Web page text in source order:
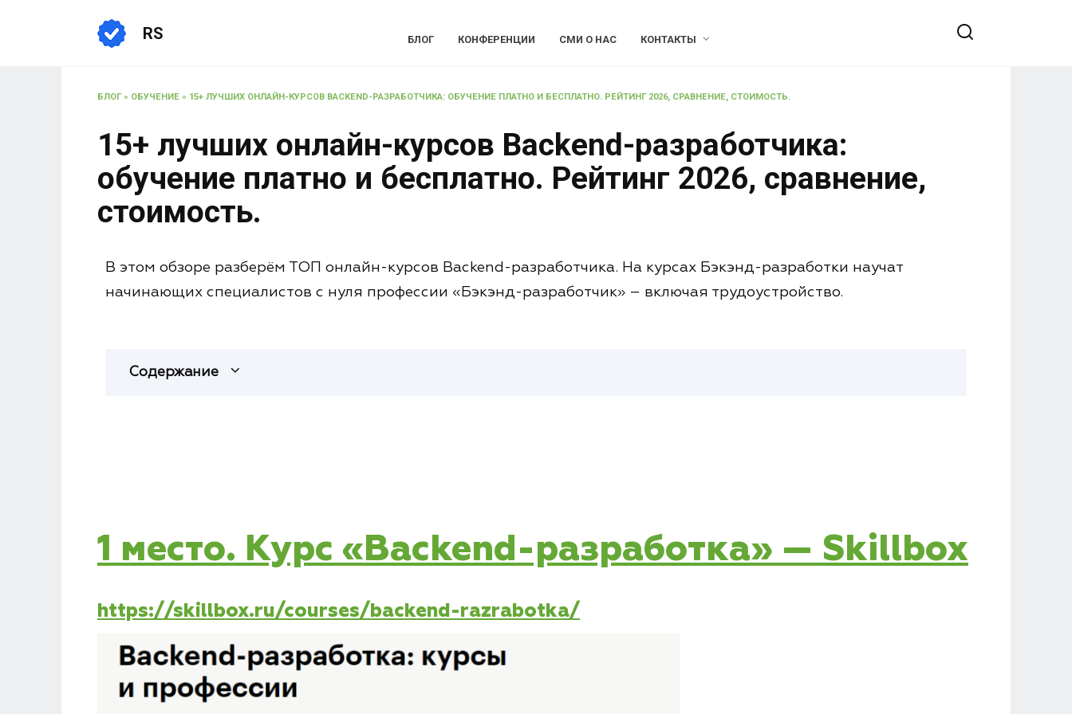
RS БЛОГ КОНФЕРЕНЦИИ СМИ О НАС КОНТАКТЫ
БЛОГ» ОБУЧЕНИЕ » 15+ ЛУЧШИХ ОНЛАЙН-КУРСОВ BACKEND-РАЗРАБОТЧИКА: ОБУЧЕНИЕ ПЛАТНО И БЕСПЛАТНО. РЕЙТИНГ 2026, СРАВНЕНИЕ, СТОИМОСТЬ.
15+ лучших онлайн-курсов Backend-разработчика:
обучение платно и бесплатно. Рейтинг 2026, сравнение,
стоимость.
В этом обзоре разберём ТОП онлайн-курсов Backend-разработчика. На курсах Бэкэнд-разработки научат
начинающих специалистов с нуля профессии «Бэкэнд-разработчик» – включая трудоустройство.
Содержание
1 место. Курс «Backend-разработка» — Skillbox
https://skillbox.ru/courses/backend-razrabotka/